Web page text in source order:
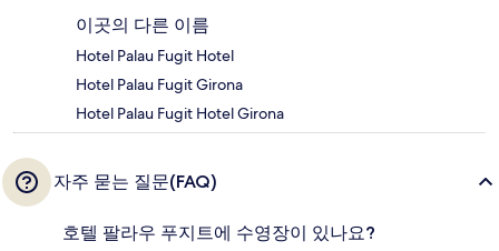
이곳의 다른 이름
Hotel Palau Fugit Hotel
Hotel Palau Fugit Girona
Hotel Palau Fugit Hotel Girona
자주 묻는 질문(FAQ)
호텔 팔라우 푸지트에 수영장이 있나요?